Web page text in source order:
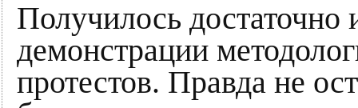
Получилось достаточно
демонстрации
протестов. Правда не